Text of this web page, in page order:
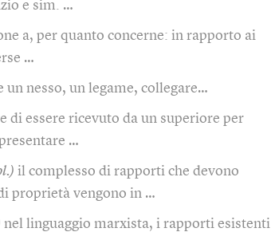
e sim. …
a, per quanto concerne: in rapporto ai
…
un nesso, un legame, collegare…
di essere ricevuto da un superiore per
…
il complesso di rapporti che devono
proprietà vengono in …
nel linguaggio marxista, i rapporti esistenti